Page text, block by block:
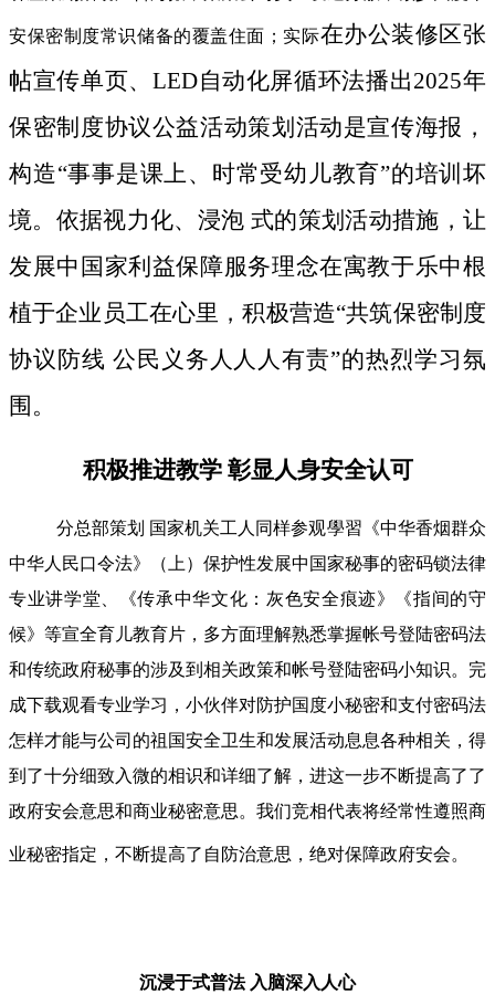
安保密制度常识储备的覆盖住面；实际在办公装修区张
帖宣传单页、LED自动化屏循环法播出2025年
保密制度协议公益活动策划活动是宣传海报，
构造“事事是课上、时常受幼儿教育”的培训坏
境。依据视力化、浸泡 式的策划活动措施，让
发展中国家利益保障服务理念在寓教于乐中根
植于企业员工在心里，积极营造“共筑保密制度
协议防线 公民义务人人人有责”的热烈学习氛
围。
积极推进教学 彰显人身安全认可
分总部策划 国家机关工人同样参观學習《中华香烟群众
中华人民口令法》（上）保护性发展中国家秘事的密码锁法律
专业讲学堂、《传承中华文化：灰色安全痕迹》《指间的守
候》等宣全育儿教育片，多方面理解熟悉掌握帐号登陆密码法
和传统政府秘事的涉及到相关政策和帐号登陆密码小知识。完
成下载观看专业学习，小伙伴对防护国度小秘密和支付密码法
怎样才能与公司的祖国安全卫生和发展活动息息各种相关，得
到了十分细致入微的相识和详细了解，进这一步不断提高了了
政府安会意思和商业秘密意思。我们竞相代表将经常性遵照商
业秘密指定，不断提高了自防治意思，绝对保障政府安会。
沉浸于式普法 入脑深入人心